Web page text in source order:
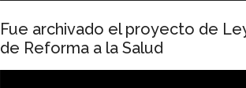
Fue archivado el proyecto de
de Reforma a la Salud